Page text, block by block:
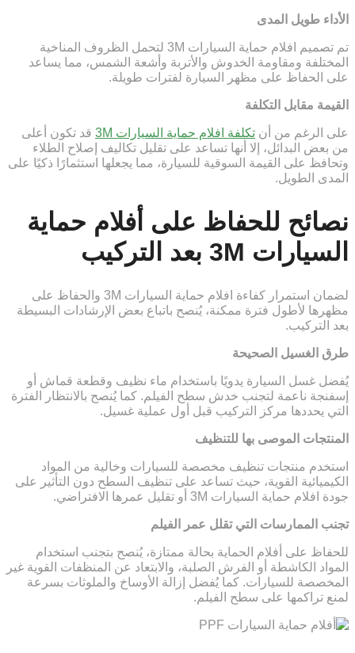
الأداء طويل المدى
تم تصميم افلام حماية السيارات 3M لتحمل الظروف المناخية
المختلفة ومقاومة الخدوش والأتربة وأشعة الشمس، مما يساعد
على الحفاظ على مظهر السيارة لفترات طويلة.
القيمة مقابل التكلفة
على الرغم من أن تكلفة افلام حماية السيارات 3M
قد تكون أعلى
من بعض البدائل، إلا أنها تساعد على تقليل تكاليف إصلاح الطلاء
وتحافظ على القيمة السوقية للسيارة، مما يجعلها استثمارًا ذكيًا على
المدى الطويل.
نصائح للحفاظ على أفلام حماية
السيارات 3M بعد التركيب
لضمان استمرار كفاءة افلام حماية السيارات 3M والحفاظ على
مظهرها لأطول فترة ممكنة، يُنصح باتباع بعض الإرشادات البسيطة
بعد التركيب.
طرق الغسيل الصحيحة
يُفضل غسل السيارة يدويًا باستخدام ماء نظيف وقطعة قماش أو
إسفنجة ناعمة لتجنب خدش سطح الفيلم. كما يُنصح بالانتظار الفترة
التي يحددها مركز التركيب قبل أول عملية غسيل.
المنتجات الموصى بها للتنظيف
استخدم منتجات تنظيف مخصصة للسيارات وخالية من المواد
الكيميائية القوية، حيث تساعد على تنظيف السطح دون التأثير على
جودة افلام حماية السيارات 3M أو تقليل عمرها الافتراضي.
تجنب الممارسات التي تقلل عمر الفيلم
للحفاظ على أفلام الحماية بحالة ممتازة، يُنصح بتجنب استخدام
المواد الكاشطة أو الفرش الصلبة، والابتعاد عن المنظفات القوية غير
المخصصة للسيارات. كما يُفضل إزالة الأوساخ والملوثات بسرعة
لمنع تراكمها على سطح الفيلم.